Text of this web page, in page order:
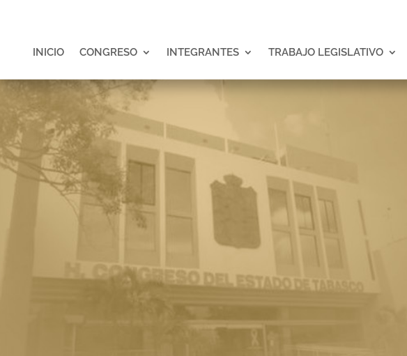
INICIO CONGRESO INTEGRANTES TRABAJO LEGISLATIVO